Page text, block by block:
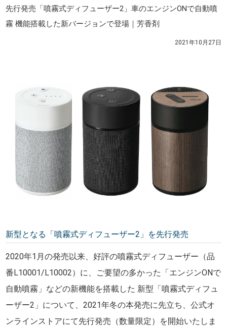
先行発売「噴霧式ディフューザー2」車のエンジンONで自動噴
霧 機能搭載した新バージョンで登場｜芳香剤
2021年10月27日
新型となる「噴霧式ディフューザー2」を先行発売
2020年1月の発売以来、好評の噴霧式ディフューザー（品
番L10001/L10002）に、ご要望の多かった「エンジンONで
自動噴霧」などの新機能を搭載した 新型「噴霧式ディフュ
ーザー2」について、2021年冬の本発売に先立ち、公式オ
ンラインストアにて先行発売（数量限定）を開始いたしま